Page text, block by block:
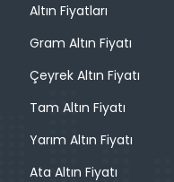
Altın Fiyatları
Gram Altın Fiyatı
Çeyrek Altın Fiyatı
Tam Altın Fiyatı
Yarım Altın Fiyatı
Ata Altın Fiyatı